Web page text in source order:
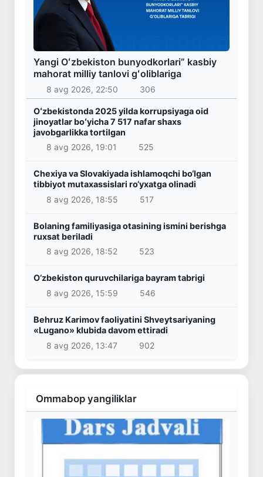
Yangi Oʻzbekiston bunyodkorlari” kasbiy
mahorat milliy tanlovi gʻoliblariga
8 avg 2026, 22:50 306
Oʻzbekistonda 2025 yilda korrupsiyaga oid
jinoyatlar boʻyicha 7 517 nafar shaxs
javobgarlikka tortilgan
8 avg 2026, 19:01
525
Chexiya va Slovakiyada ishlamoqchi bo‘lgan
tibbiyot mutaxassislari ro‘yxatga olinadi
8 avg 2026, 18:55
517
Bolaning familiyasiga otasining ismini berishga
ruxsat beriladi
8 avg 2026, 18:52
523
O‘zbekiston quruvchilariga bayram tabrigi
8 avg 2026, 15:59
546
Behruz Karimov faoliyatini Shveytsariyaning
«Lugano» klubida davom ettiradi
8 avg 2026, 13:47
902
Ommabop yangiliklar